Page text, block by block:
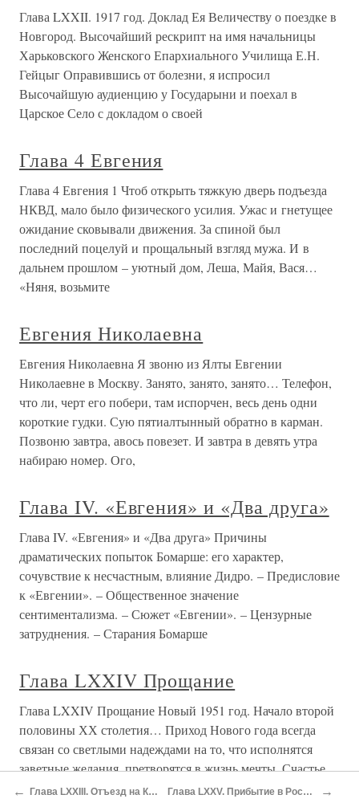
Глава LXXII. 1917 год. Доклад Ея Величеству о поездке в
Новгород. Высочайший рескрипт на имя начальницы
Харьковского Женского Епархиального Училища Е.Н.
Гейцыг Оправившись от болезни, я испросил
Высочайшую аудиенцию у Государыни и поехал в
Царское Село с докладом о своей
Глава 4 Евгения
Глава 4 Евгения 1 Чтоб открыть тяжкую дверь подъезда
НКВД, мало было физического усилия. Ужас и гнетущее
ожидание сковывали движения. За спиной был
последний поцелуй и прощальный взгляд мужа. И в
дальнем прошлом – уютный дом, Леша, Майя, Вася…
«Няня, возьмите
Евгения Николаевна
Евгения Николаевна Я звоню из Ялты Евгении
Николаевне в Москву. Занято, занято, занято… Телефон,
что ли, черт его побери, там испорчен, весь день одни
короткие гудки. Сую пятиалтынный обратно в карман.
Позвоню завтра, авось повезет. И завтра в девять утра
набираю номер. Ого,
Глава IV. «Евгения» и «Два друга»
Глава IV. «Евгения» и «Два друга» Причины
драматических попыток Бомарше: его характер,
сочувствие к несчастным, влияние Дидро. – Предисловие
к «Евгении». – Общественное значение
сентиментализма. – Сюжет «Евгении». – Цензурные
затруднения. – Старания Бомарше
Глава LXXIV Прощание
Глава LXXIV Прощание Новый 1951 год. Начало второй
половины ХХ столетия… Приход Нового года всегда
связан со светлыми надеждами на то, что исполнятся
заветные желания, претворятся в жизнь мечты. Счастье
кажется близким. Но не всегда оно шагает в ногу с
← Глава LXXIII. Отъезд на Кавказ. Туапсинская Иверско-Алексеевская Женская Община Глава LXXV. Прибытие в Ростов. Депутация галичан. Проф. П.Верховский. "Самый плохой ученик" →